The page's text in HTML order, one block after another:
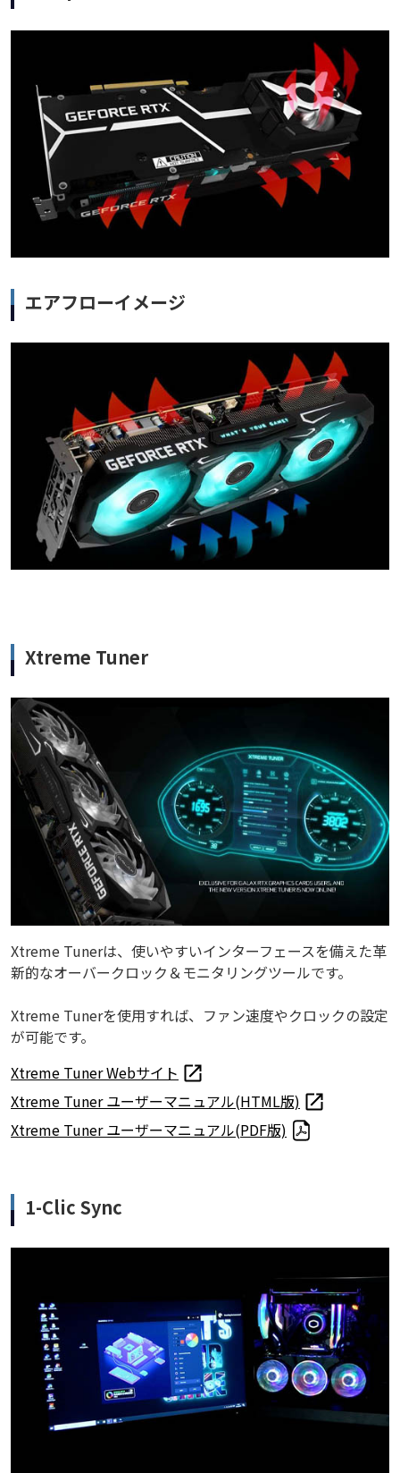
エアフローイメージ
Xtreme Tuner
Xtreme Tunerは、使いやすいインターフェースを備えた革
新的なオーバークロック＆モニタリングツールです。
Xtreme Tunerを使用すれば、ファン速度やクロックの設定
が可能です。
Xtreme Tuner Webサイト
Xtreme Tuner ユーザーマニュアル(HTML版)
Xtreme Tuner ユーザーマニュアル(PDF版)
1-Clic Sync